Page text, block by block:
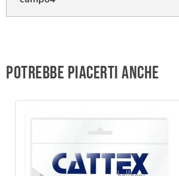
Potrebbe piacerti anche